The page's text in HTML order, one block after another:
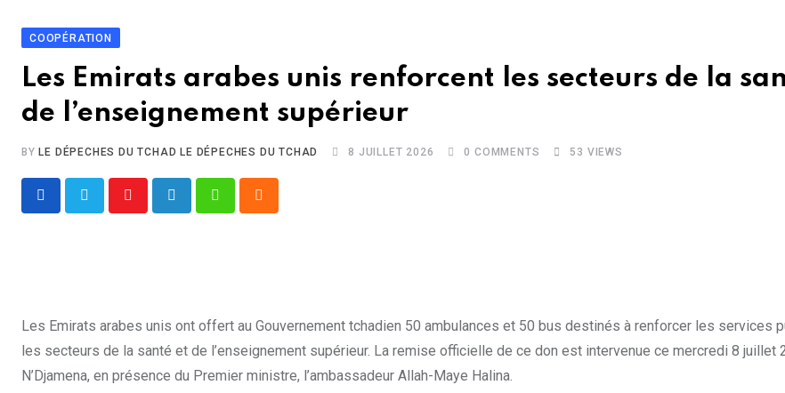
COOPÉRATION
Les Emirats arabes unis renforcent les secteurs de la
de l’enseignement supérieur
BY LE DÉPECHES DU TCHAD LE DÉPECHES DU TCHAD 8 JUILLET 2026 0 COMMENTS 53 VIEWS
Les Emirats arabes unis ont offert au Gouvernement tchadien 50 ambulances et 50 bus destinés à renforcer les services
les secteurs de la santé et de l’enseignement supérieur. La remise officielle de ce don est intervenue ce mercredi 8 juillet
N’Djamena, en présence du Premier ministre, l’ambassadeur Allah-Maye Halina.